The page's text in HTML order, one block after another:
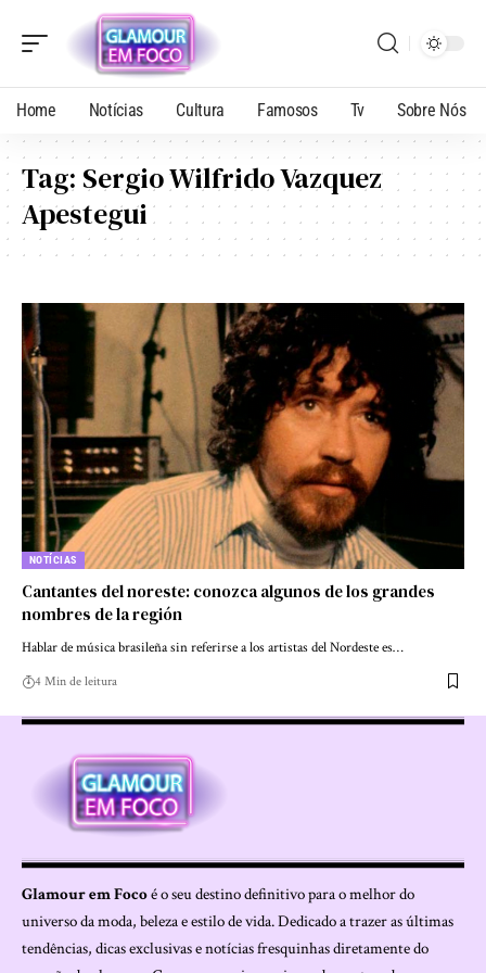
Home Notícias Cultura Famosos Tv Sobre Nós
Tag: Sergio Wilfrido Vazquez
Apestegui
NOTÍCIAS
Cantantes del noreste: conozca algunos de los grandes
nombres de la región
Hablar de música brasileña sin referirse a los artistas del Nordeste es…
4 Min de leitura
Glamour em Focoé o seu destino definitivo para o melhor do
universo da moda, beleza e estilo de vida. Dedicado a trazer as últimas
tendências, dicas exclusivas e notícias fresquinhas diretamente do